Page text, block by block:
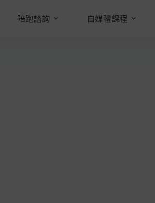
陪跑諮詢 自媒體課程